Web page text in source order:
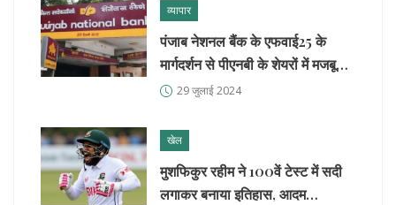
व्यापार
पंजाब नेशनल बैंक के एफवाई25 के
मार्गदर्शन से पीएनबी के शेयरों में मजबूती,
बढ़े स्टॉक प्राइस लक्ष्य
29 जुलाई 2024
खेल
मुशफिकुर रहीम ने 100वें टेस्ट में सदी
लगाकर बनाया इतिहास, आदम